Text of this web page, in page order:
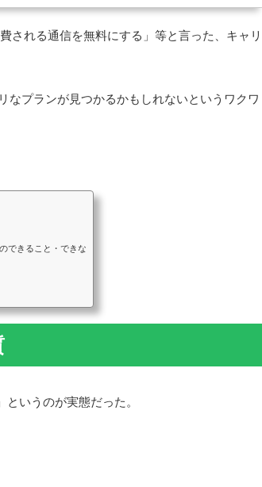
される通信を無料にする」等と言った、キャリ
なプランが見つかるかもしれないというワクワ
できること・できな
いうのが実態だった。